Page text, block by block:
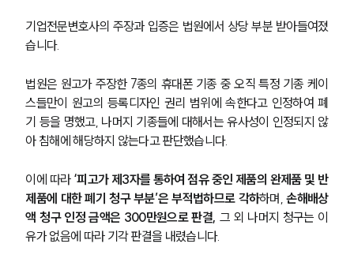
기업전문변호사의 주장과 입증은 법원에서 상당 부분 받아들여졌
습니다.
법원은 원고가 주장한 7종의 휴대폰 기종 중 오직 특정 기종 케이
스들만이 원고의 등록디자인 권리 범위에 속한다고 인정하여 폐
기 등을 명했고, 나머지 기종들에 대해서는 유사성이 인정되지 않
아 침해에 해당하지 않는다고 판단했습니다.
이에 따라 ‘피고가 제3자를 통하여 점유 중인 제품의 완제품 및 반
제품에 대한 폐기 청구 부분’은 부적법하므로 각하하며, 손해배상
액 청구 인정 금액은 300만원으로 판결, 그 외 나머지 청구는 이
유가 없음에 따라 기각 판결을 내렸습니다.